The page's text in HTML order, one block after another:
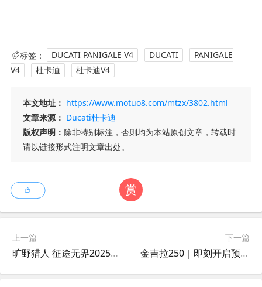
标签： DUCATI PANIGALE V4 DUCATI
PANIGALE
V4
杜卡迪 杜卡迪V4
本文地址： https://www.motuo8.com/mtzx/3802.html
文章来源： Ducati杜卡迪
版权声明： 除非特别标注，否则均为本站原创文章，转载时
请以链接形式注明文章出处。
赏
上一篇
旷野猎人 征途无界2025款TRK552X重磅上市
下一篇
金吉拉250｜即刻开启预售！限时15999元起！